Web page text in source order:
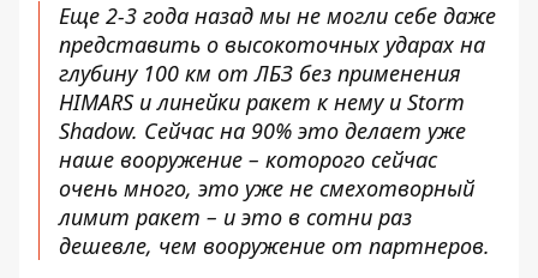
Еще 2-3 года назад мы не могли себе даже
представить о высокоточных ударах на
глубину 100 км от ЛБЗ без применения
HIMARS и линейки ракет к нему и Storm
Shadow. Сейчас на 90% это делает уже
наше вооружение – которого сейчас
очень много, это уже не смехотворный
лимит ракет – и это в сотни раз
дешевле, чем вооружение от партнеров.